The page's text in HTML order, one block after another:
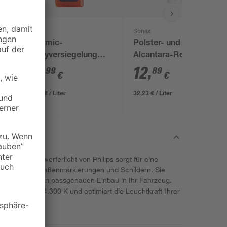
Sonax
Ceramic-
Sprayversiegelung
'Xtreme' 750 ml
99 €
26,65 € / Liter
Sonax
Polster- und
Alcantara-Reiniger
'Xtreme' 400 ml
12,89 €
32,23 € / Liter
von Philips sorgt für eine
von Straßenmarkierungen und Schildern. Sie
sich für den passgenauen Einbau in Ihr Fahrzeug.
von 4.300 K und optimiert die Leuchtkraft Ihrer